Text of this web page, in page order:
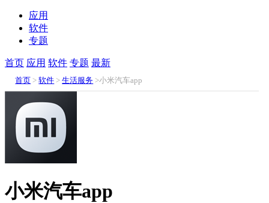
应用
软件
专题
首页 应用 软件 专题 最新
首页 >软件 >生活服务 >小米汽车app
小米汽车app